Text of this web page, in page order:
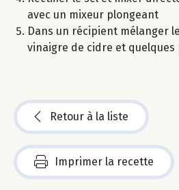
avec un mixeur plongeant
Dans un récipient mélanger
vinaigre de cidre et quelques
Retour à la liste
Imprimer la recette